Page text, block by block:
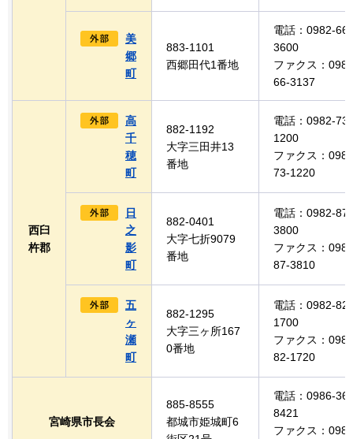
美
郷
町
883-1101
西郷田代1番地
電話：0982-66-
3600
ファクス：
66-3137
西臼
杵郡
高
千
穂
町
882-1192
大字三田井13
番地
電話：0982-73-
1200
ファクス：
73-1220
日
之
影
町
882-0401
大字七折9079
番地
電話：0982-87-
3800
ファクス：
87-3810
五
ヶ
瀬
町
882-1295
大字三ヶ所167
0番地
電話：0982-82-
1700
ファクス：
82-1720
宮崎県市長会
885-8555
都城市姫城町6
電話：0986-36-
8421
ファクス：